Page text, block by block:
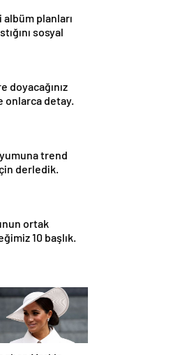
planları
sosyal
doyacağınız
onlarca detay.
trend
derledik.
ortak
10 başlık.